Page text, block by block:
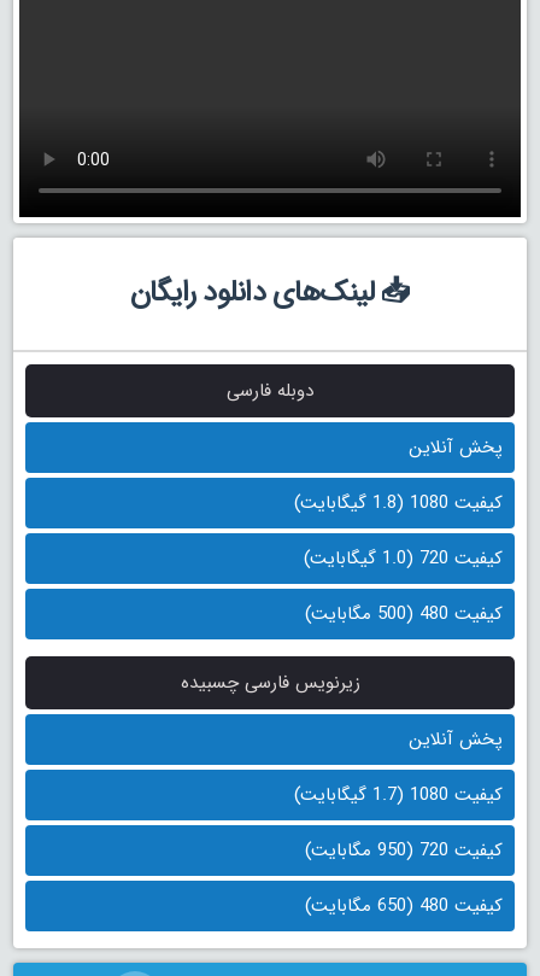
📥 لینک‌های دانلود رایگان
دوبله فارسی
پخش آنلاین
کیفیت 1080 (1.8 گیگابایت)
کیفیت 720 (1.0 گیگابایت)
کیفیت 480 (500 مگابایت)
زیرنویس فارسی چسبیده
پخش آنلاین
کیفیت 1080 (1.7 گیگابایت)
کیفیت 720 (950 مگابایت)
کیفیت 480 (650 مگابایت)